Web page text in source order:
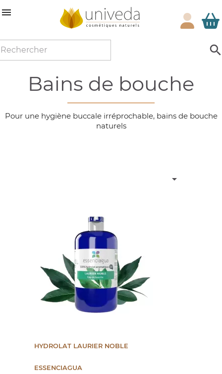

bains de bouche
Pour une hygiène buccale irréprochable, bains de bouche
naturels

HYDROLAT LAURIER NOBLE
ESSENCIAGUA